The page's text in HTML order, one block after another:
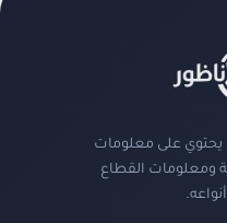
يحتوي على معلومات
ومعلومات القطاع